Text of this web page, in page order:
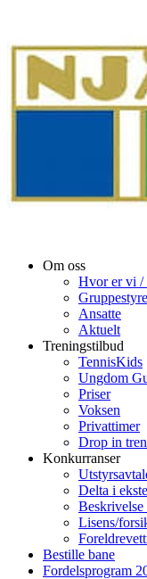
Om oss
Hvor er vi /
Ansatte
Aktuelt
Treningstilbud
TennisKids
Ungdom
Priser
Voksen
Privattimer
Drop in
Konkurranser
Delta i
Lisens/
Bestille bane
Fordelsprogram